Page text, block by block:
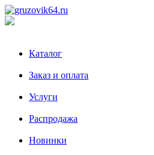
Каталог
Заказ и оплата
Услуги
Распродажа
Новинки